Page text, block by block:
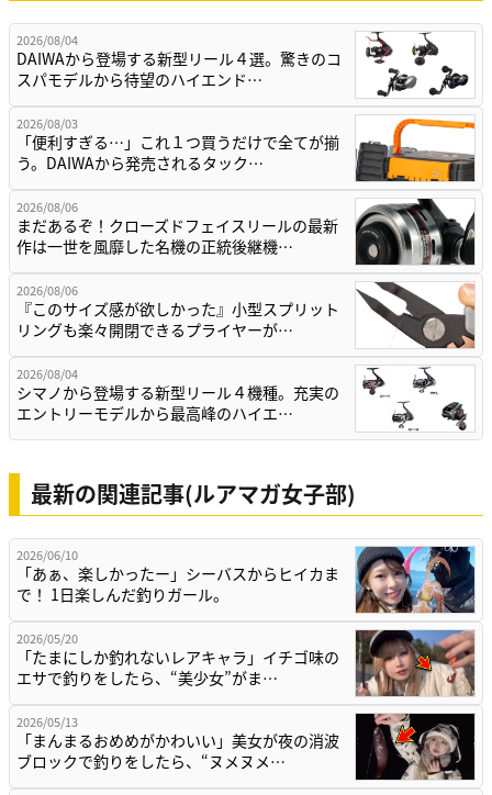
2026/08/04
DAIWAから登場する新型リール４選。驚きのコ
スパモデルから待望のハイエンド…
2026/08/03
「便利すぎる…」これ１つ買うだけで全てが揃
う。DAIWAから発売されるタック…
2026/08/06
まだあるぞ！クローズドフェイスリールの最新
作は一世を風靡した名機の正統後継機…
2026/08/06
『このサイズ感が欲しかった』小型スプリット
リングも楽々開閉できるプライヤーが…
2026/08/04
シマノから登場する新型リール４機種。充実の
エントリーモデルから最高峰のハイエ…
最新の関連記事(ルアマガ女子部)
2026/06/10
「あぁ、楽しかったー」シーバスからヒイカま
で！ 1日楽しんだ釣りガール。
2026/05/20
「たまにしか釣れないレアキャラ」イチゴ味の
エサで釣りをしたら、“美少女”がま…
2026/05/13
「まんまるおめめがかわいい」美女が夜の消波
ブロックで釣りをしたら、“ヌメヌメ…